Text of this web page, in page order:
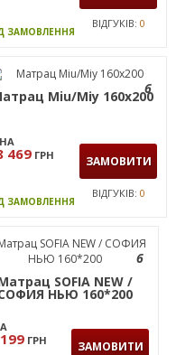
ЗАМОВЛЕННЯ
ВІДГУКІВ: 0
6
Miu/Міу 160х200
469 ГРН ЗАМОВИТИ
ЗАМОВЛЕННЯ
ВІДГУКІВ: 0
6
SOFIA NEW /
НЬЮ 160*200
ГРН ЗАМОВИТИ